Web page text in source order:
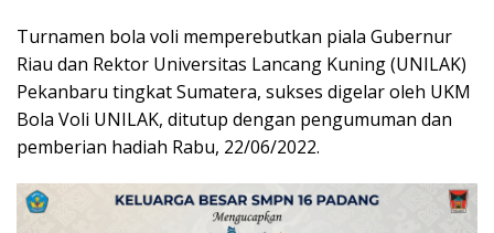
Turnamen bola voli memperebutkan piala Gubernur
Riau dan Rektor Universitas Lancang Kuning (UNILAK)
Pekanbaru tingkat Sumatera, sukses digelar oleh UKM
Bola Voli UNILAK, ditutup dengan pengumuman dan
pemberian hadiah Rabu, 22/06/2022.